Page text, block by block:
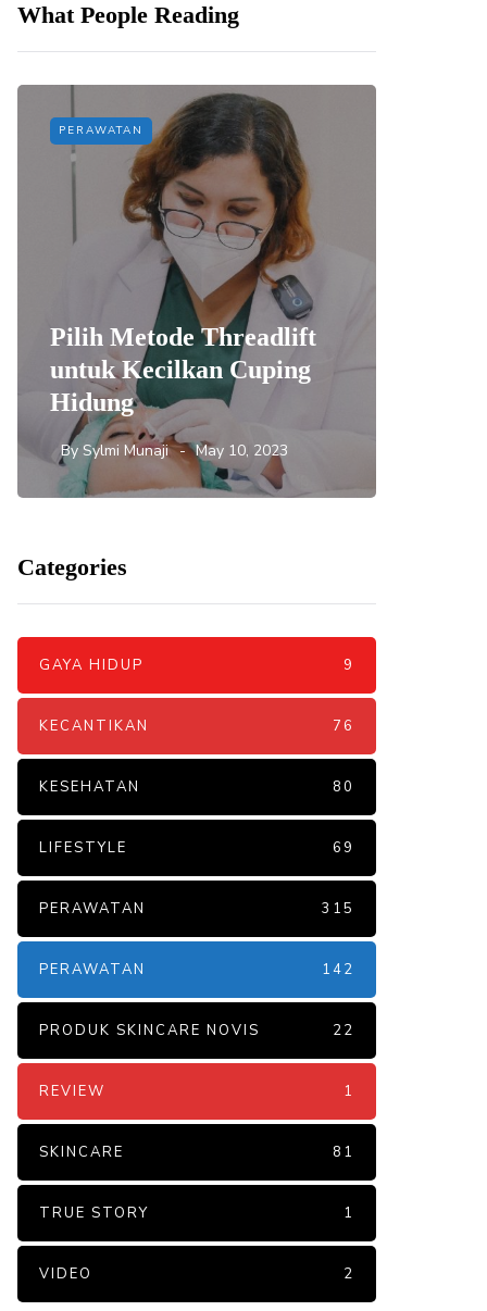
What People Reading
PERAWATAN
Pilih Metode Threadlift
untuk Kecilkan Cuping
Hidung
By Sylmi Munaji May 10, 2023
Categories
GAYA HIDUP 9
KECANTIKAN 76
KESEHATAN 80
LIFESTYLE 69
PERAWATAN 315
PERAWATAN 142
PRODUK SKINCARE NOVIS 22
REVIEW 1
SKINCARE 81
TRUE STORY 1
VIDEO 2